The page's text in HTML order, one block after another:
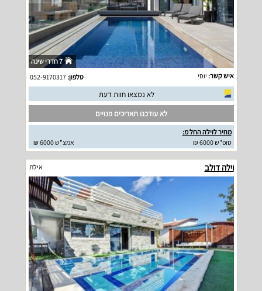
7 חדרי שינה
איש קשר: יוסי טלפון:052-9170317
לא נמצאו חוות דעת
לא עודכנו תאריכים פנויים
מחיר לוילה החל מ:
סופ"ש 6000 ₪
אמצ"ש 6000 ₪
וילה דולב אילת